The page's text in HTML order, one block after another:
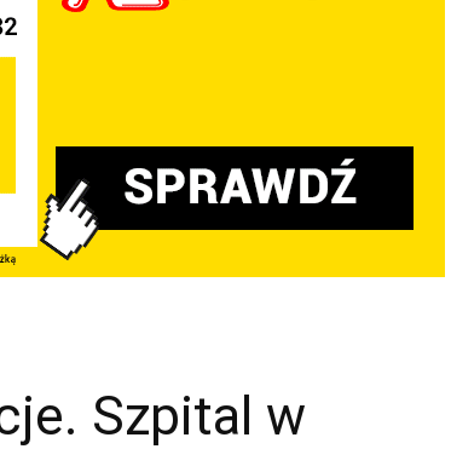
Szpital w